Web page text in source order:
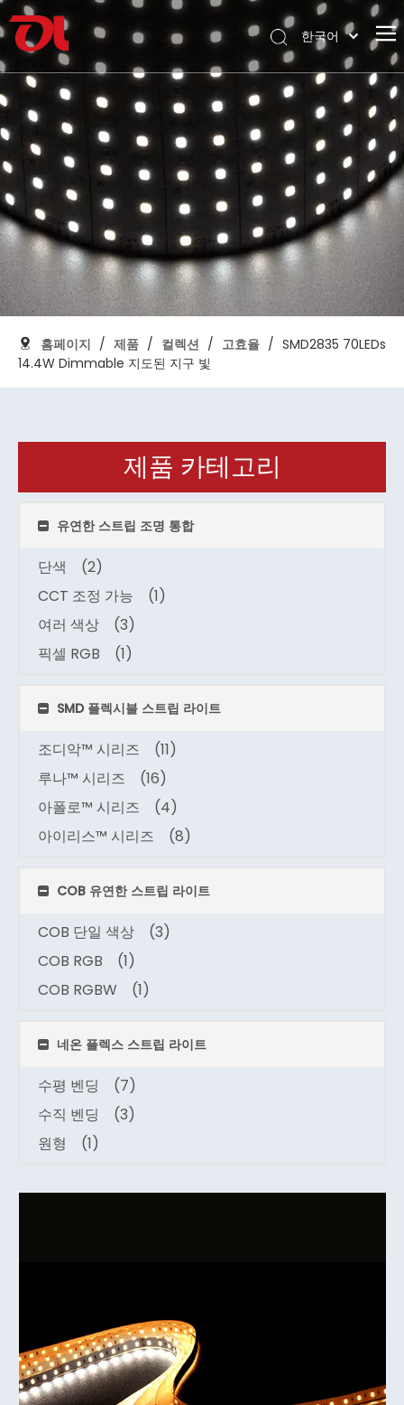
홈페이지
회사 소개
제품
신청
지원하다
다운로드
블로그
연락하다
한국어
العربية
Français
Pусский
Español
Português
Deutsch
Italiano
日本語
Nederlands
홈페이지 / 제품 / 컬렉션 / 고효율 / SMD2835 70LEDs
14.4W Dimmable 지도된 지구 빛
제품 카테고리
유연한 스트립 조명 통합
단색
(2)
CCT 조정 가능
(1)
여러 색상
(3)
픽셀 RGB
(1)
SMD 플렉시블 스트립 라이트
조디악™ 시리즈
(11)
루나™ 시리즈
(16)
아폴로™ 시리즈
(4)
아이리스™ 시리즈
(8)
COB 유연한 스트립 라이트
COB 단일 색상
(3)
COB RGB
(1)
COB RGBW
(1)
네온 플렉스 스트립 라이트
수평 벤딩
(7)
수직 벤딩
(3)
원형
(1)